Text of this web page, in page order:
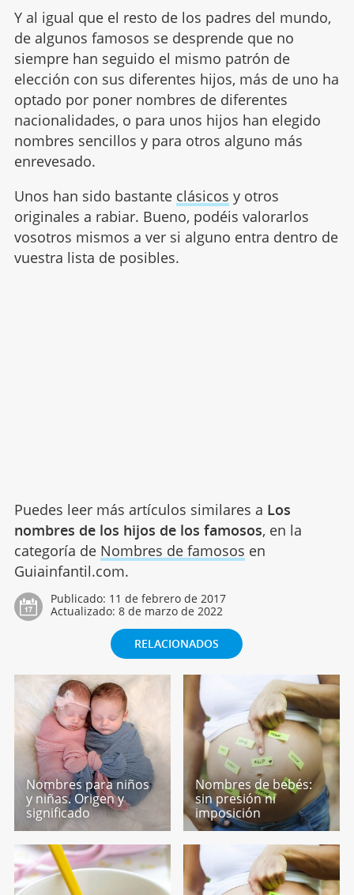
Y al igual que el resto de los padres del mundo,
de algunos famosos se desprende que no
siempre han seguido el mismo patrón de
elección con sus diferentes hijos, más de uno ha
optado por poner nombres de diferentes
nacionalidades, o para unos hijos han elegido
nombres sencillos y para otros alguno más
enrevesado.
Unos han sido bastante clásicos y otros
originales a rabiar. Bueno, podéis valorarlos
vosotros mismos a ver si alguno entra dentro de
vuestra lista de posibles.
Puedes leer más artículos similares a Los
nombres de los hijos de los famosos, en la
categoría de Nombres de famosos en
Guiainfantil.com.
Publicado: 11 de febrero de 2017
Actualizado: 8 de marzo de 2022
RELACIONADOS
Nombres para niños
y niñas. Origen y
significado
Nombres de bebés:
sin presión ni
imposición